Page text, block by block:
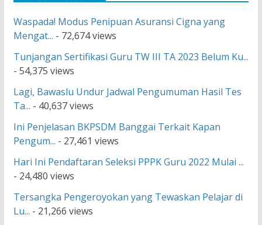
Waspada! Modus Penipuan Asuransi Cigna yang
Mengat... - 72,674 views
Tunjangan Sertifikasi Guru TW III TA 2023 Belum Ku...
- 54,375 views
Lagi, Bawaslu Undur Jadwal Pengumuman Hasil Tes
Ta... - 40,637 views
Ini Penjelasan BKPSDM Banggai Terkait Kapan
Pengum... - 27,461 views
Hari Ini Pendaftaran Seleksi PPPK Guru 2022 Mulai ...
- 24,480 views
Tersangka Pengeroyokan yang Tewaskan Pelajar di
Lu... - 21,266 views